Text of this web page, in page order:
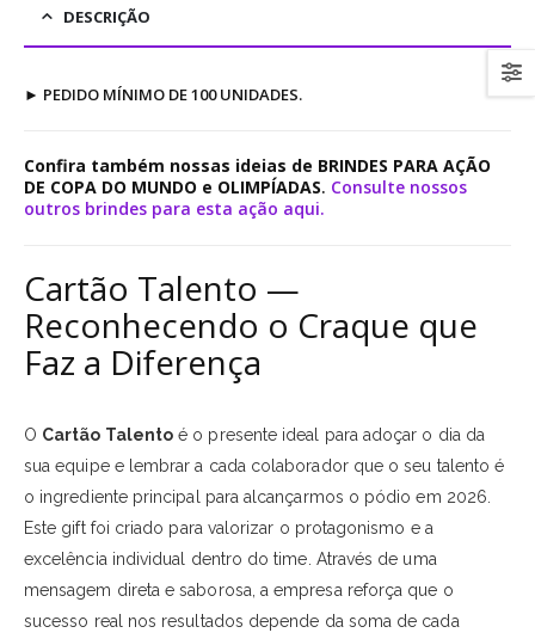
DESCRIÇÃO
► PEDIDO MÍNIMO DE 100 UNIDADES.
Confira também nossas ideias de BRINDES PARA AÇÃO
DE COPA DO MUNDO e OLIMPÍADAS. Consulte nossos
outros brindes para esta ação aqui.
Cartão Talento —
Reconhecendo o Craque que
Faz a Diferença
O Cartão Talento é o presente ideal para adoçar o dia da
sua equipe e lembrar a cada colaborador que o seu talento é
o ingrediente principal para alcançarmos o pódio em 2026.
Este gift foi criado para valorizar o protagonismo e a
excelência individual dentro do time. Através de uma
mensagem direta e saborosa, a empresa reforça que o
sucesso real nos resultados depende da soma de cada